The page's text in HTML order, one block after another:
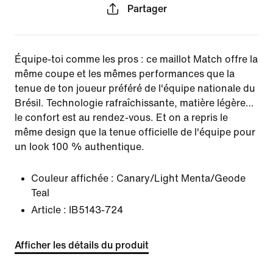
Partager
Équipe-toi comme les pros : ce maillot Match offre la
même coupe et les mêmes performances que la
tenue de ton joueur préféré de l'équipe nationale du
Brésil. Technologie rafraîchissante, matière légère…
le confort est au rendez-vous. Et on a repris le
même design que la tenue officielle de l'équipe pour
un look 100 % authentique.
Couleur affichée : Canary/Light Menta/Geode
Teal
Article :
IB5143-724
Afficher les détails du produit